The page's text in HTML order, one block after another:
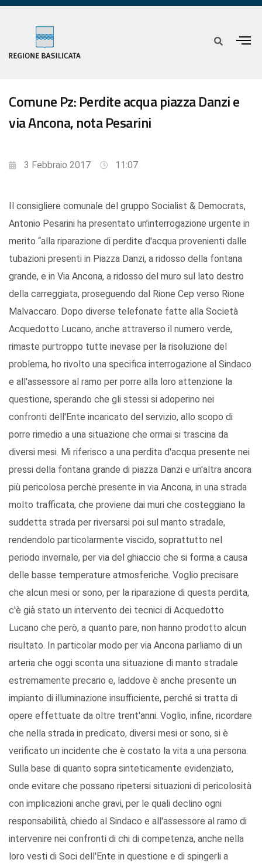
Comune Pz: Perdite acqua piazza Danzi e
via Ancona, nota Pesarini
3 Febbraio 2017 11:07
Il consigliere comunale del gruppo Socialist & Democrats,
Antonio Pesarini ha presentato un’interrogazione urgente in
merito “alla riparazione di perdite d'acqua provenienti dalle
tubazioni presenti in Piazza Danzi, a ridosso della fontana
grande, e in Via Ancona, a ridosso del muro sul lato destro
della carreggiata, proseguendo dal Rione Cep verso Rione
Malvaccaro. Dopo diverse telefonate fatte alla Società
Acquedotto Lucano, anche attraverso il numero verde,
rimaste purtroppo tutte inevase per la risoluzione del
problema, ho rivolto una specifica interrogazione al Sindaco
e all'assessore al ramo per porre alla loro attenzione la
questione, sperando che gli stessi si adoperino nei
confronti dell'Ente incaricato del servizio, allo scopo di
porre rimedio a una situazione che ormai si trascina da
diversi mesi. Mi riferisco a una perdita d'acqua presente nei
pressi della fontana grande di piazza Danzi e un'altra ancora
più pericolosa perchė presente in via Ancona, in una strada
molto trafficata, che proviene dai muri che costeggiano la
suddetta strada per riversarsi poi sul manto stradale,
rendendolo particolarmente viscido, soprattutto nel
periodo invernale, per via del ghiaccio che si forma a causa
delle basse temperature atmosferiche. Voglio precisare
che alcun mesi or sono, per la riparazione di questa perdita,
c'è già stato un intervento dei tecnici di Acquedotto
Lucano che però, a quanto pare, non hanno prodotto alcun
risultato. In particolar modo per via Ancona parliamo di un
arteria che oggi sconta una situazione di manto stradale
estremamente precario e, laddove è anche presente un
impianto di illuminazione insufficiente, perché si tratta di
opere effettuate da oltre trent'anni. Voglio, infine, ricordare
che nella strada in predicato, diversi mesi or sono, si è
verificato un incidente che è costato la vita a una persona.
Sulla base di quanto sopra sinteticamente evidenziato,
onde evitare che possano ripetersi situazioni di pericolosità
con implicazioni anche gravi, per le quali declino ogni
responsabilità, chiedo al Sindaco e all'assessore al ramo di
intervenire nei confronti di chi di competenza, anche nella
loro vesti di Soci dell'Ente in questione e di spingerli a